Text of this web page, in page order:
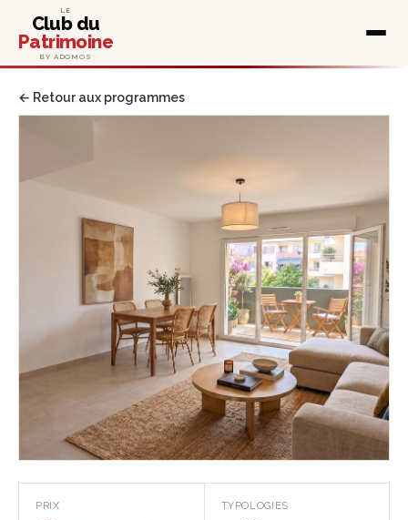
LE
Club du
Patrimoine
BY ADOMOS
← Retour aux programmes
Nice'Art
PRIX TYPOLOGIES